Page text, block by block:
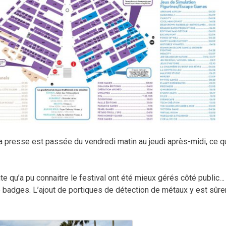
est passée du vendredi matin au jeudi après-midi, ce
qu’a pu connaitre le festival ont été mieux gérés côté public…
L’ajout de portiques de détection de métaux y est